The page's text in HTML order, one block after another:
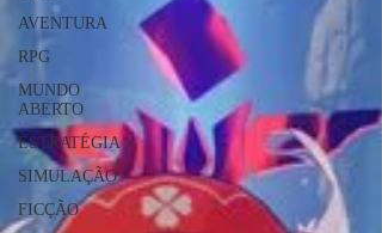
AVENTURA
RPG
MUNDO
ABERTO
ESTRATÉGIA
SIMULAÇÃO
FICÇÃO